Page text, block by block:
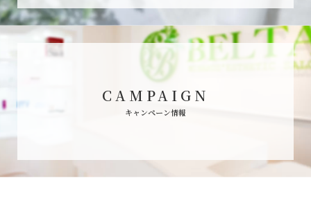
CAMPAIGN
キャンペーン情報